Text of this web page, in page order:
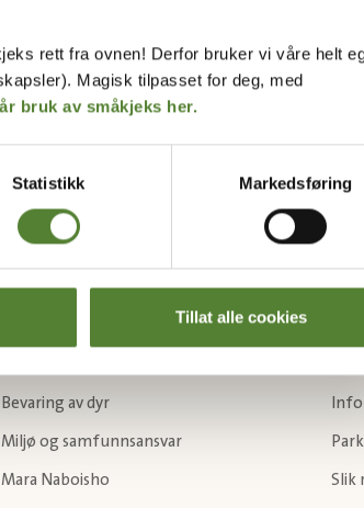
rett fra ovnen! Derfor bruker vi våre helt
Magisk tilpasset for deg, med
bruk av småkjeks her.
Statistikk Markedsføring
Tillat alle cookies
Bevaring av dyr
Miljø og samfunnsansvar
Mara Naboisho Slik